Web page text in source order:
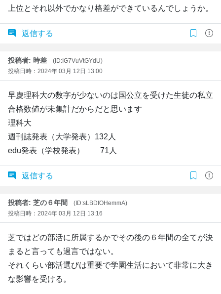
上位とそれ以外でかなり格差ができているんでしょうか。
返信する
投稿者: 時差
(ID:IG7VuVtGYdU)
投稿日時：2024年 03月 12日 13:00
早慶理科大の数字が少ないのは国公立を受けた生徒の私立
合格数値が未集計だからだと思います
理科大
週刊誌発表（大学発表）132人
edu発表（学校発表） 71人
返信する
投稿者: 芝の６年間
(ID:sLBDfOHemmA)
投稿日時：2024年 03月 12日 13:16
芝ではどの部活に所属するかでその後の６年間の全てが決
まると言っても過言ではない。
それくらい部活選びは重要で学園生活において非常に大き
な影響を受ける。